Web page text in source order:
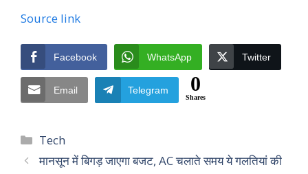
Source link
Facebook WhatsApp Twitter
Email Telegram 0
Shares
Categories
Tech
मानसून में बिगड़ जाएगा बजट, AC चलाते समय ये गलतियां की